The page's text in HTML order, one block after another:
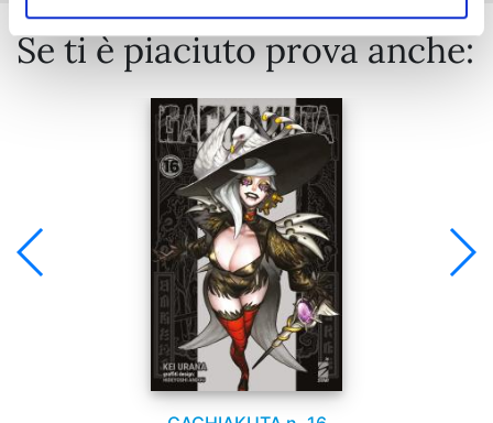
Se ti è piaciuto prova anche: